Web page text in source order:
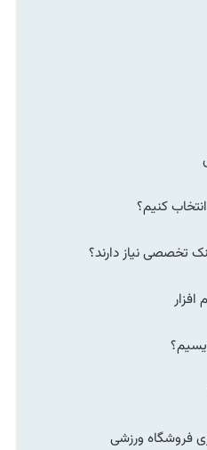
کنیم؟
تخصصی نیاز دارند؟
فروشگاه ورزشی